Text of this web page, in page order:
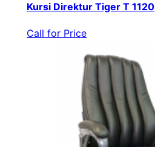
Kursi Direktur Tiger T 1120
Call for Price